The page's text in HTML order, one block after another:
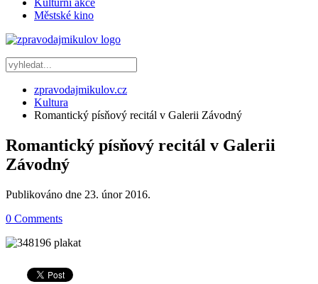
Kulturní akce
Městské kino
zpravodajmikulov.cz
Kultura
Romantický písňový recitál v Galerii Závodný
Romantický písňový recitál v Galerii
Závodný
Publikováno dne 23. únor 2016.
0 Comments